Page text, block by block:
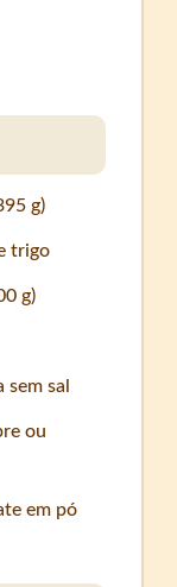
g)
trigo
g)
sem sal
ou
em pó